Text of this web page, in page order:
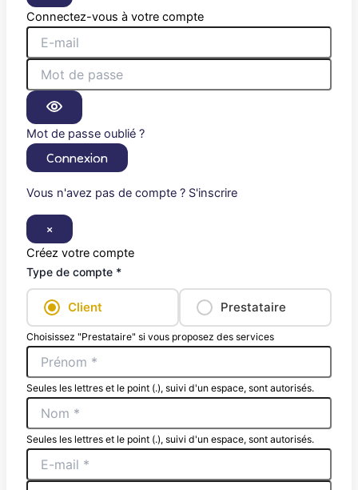
Connectez-vous à votre compte
Mot de passe oublié ?
Connexion
Vous n'avez pas de compte ? S'inscrire
×
Créez votre compte
Type de compte *
Client Prestataire
Choisissez "Prestataire" si vous proposez des services
Seules les lettres et le point (.), suivi d'un espace, sont autorisés.
Seules les lettres et le point (.), suivi d'un espace, sont autorisés.